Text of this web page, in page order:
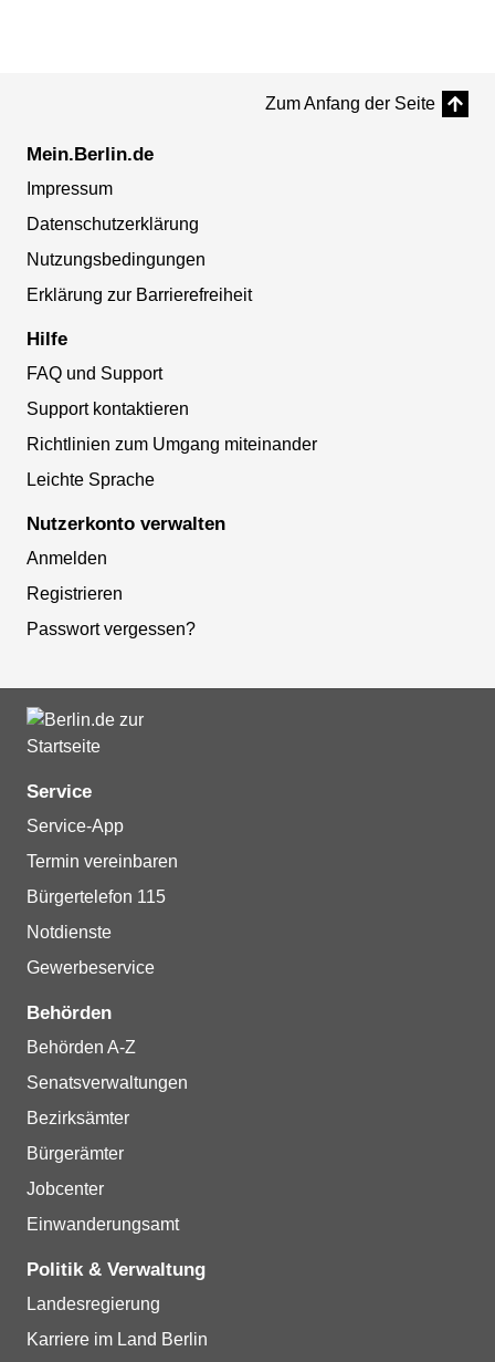
Zum Anfang der Seite
Mein.Berlin.de
Impressum
Datenschutzerklärung
Nutzungsbedingungen
Erklärung zur Barrierefreiheit
Hilfe
FAQ und Support
Support kontaktieren
Richtlinien zum Umgang miteinander
Leichte Sprache
Nutzerkonto verwalten
Anmelden
Registrieren
Passwort vergessen?
Service
Service-App
Termin vereinbaren
Bürgertelefon 115
Notdienste
Gewerbeservice
Behörden
Behörden A-Z
Senatsverwaltungen
Bezirksämter
Bürgerämter
Jobcenter
Einwanderungsamt
Politik & Verwaltung
Landesregierung
Karriere im Land Berlin